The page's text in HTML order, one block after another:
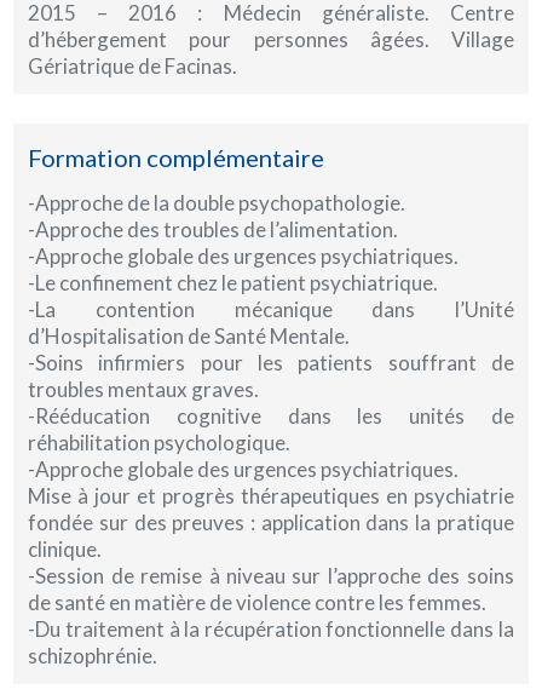
2015 – 2016 : Médecin généraliste. Centre
d’hébergement pour personnes âgées. Village
Gériatrique de Facinas.
Formation complémentaire
-Approche de la double psychopathologie.
-Approche des troubles de l’alimentation.
-Approche globale des urgences psychiatriques.
-Le confinement chez le patient psychiatrique.
-La contention mécanique dans l’Unité
d’Hospitalisation de Santé Mentale.
-Soins infirmiers pour les patients souffrant de
troubles mentaux graves.
-Rééducation cognitive dans les unités de
réhabilitation psychologique.
-Approche globale des urgences psychiatriques.
Mise à jour et progrès thérapeutiques en psychiatrie
fondée sur des preuves : application dans la pratique
clinique.
-Session de remise à niveau sur l’approche des soins
de santé en matière de violence contre les femmes.
-Du traitement à la récupération fonctionnelle dans la
schizophrénie.